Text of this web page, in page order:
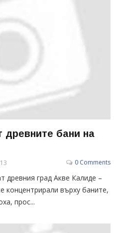
древните бани на
0 Comments
древния град Аквe Калиде –
концентрирали върху баните,
прос...